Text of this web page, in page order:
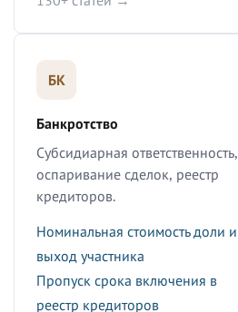
БК
Банкротство
Субсидиарная ответственность,
оспаривание сделок, реестр
кредиторов.
Номинальная стоимость доли и
выход участника
Пропуск срока включения в
реестр кредиторов